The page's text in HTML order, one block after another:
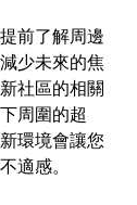
前了解周邊
少未來的焦
社區的相關
周圍的超
環境會讓您
適感。